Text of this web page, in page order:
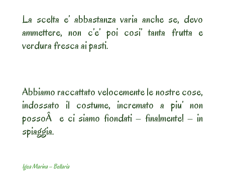
La scelta e’ abbastanza varia anche se, devo
ammettere, non c’e’ poi cosi’ tanta frutta e
verdura fresca ai pasti.
Abbiamo raccattato velocemente le nostre cose,
indossato il costume, incremato a piu’ non
possoÂ e ci siamo fiondati – finalmente! – in
spiaggia.
Igea Marina – Bellaria